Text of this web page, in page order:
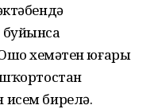
хеҙмәтен юғары
бирелә.